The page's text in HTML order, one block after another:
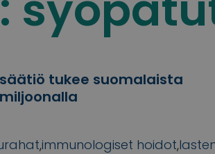
tukee suomalaista
,immunologiset hoidot,